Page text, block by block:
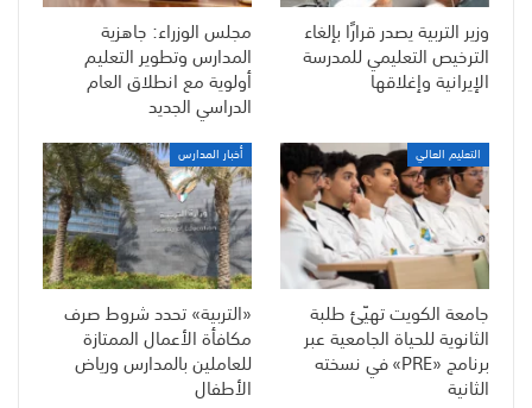
وزير التربية يصدر قرارًا بإلغاء
الترخيص التعليمي للمدرسة
الإيرانية وإغلاقها
مجلس الوزراء: جاهزية
المدارس وتطوير التعليم
أولوية مع انطلاق العام
الدراسي الجديد
التعليم العالي
جامعة الكويت تهيّئ طلبة
الثانوية للحياة الجامعية عبر
برنامج «PRE» في نسخته
الثانية
أخبار المدارس
«التربية» تحدد شروط صرف
مكافأة الأعمال الممتازة
للعاملين بالمدارس ورياض
الأطفال